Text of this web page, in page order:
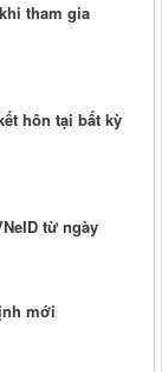
tham gia
hôn tại bất kỳ
từ ngày
mới